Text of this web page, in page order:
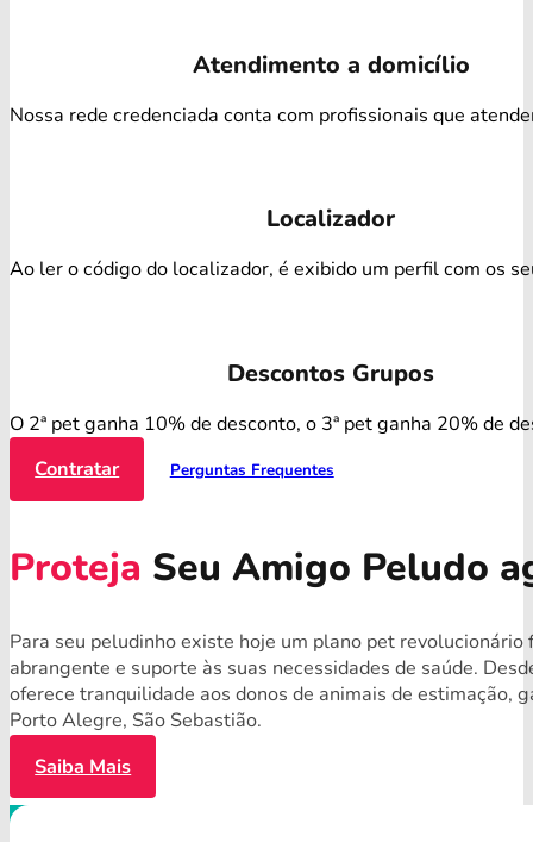
Atendimento a domicílio
Nossa rede credenciada conta com profissionais que
Localizador
Ao ler o código do localizador, é exibido um perfil com os
Descontos Grupos
O 2ª pet ganha 10% de desconto, o 3ª pet ganha 20% de
Contratar
Perguntas Frequentes
Proteja Seu Amigo Peludo
Para seu peludinho existe hoje um plano pet
abrangente e suporte às suas necessidades de saúde.
oferece tranquilidade aos donos de animais de estimação,
Porto Alegre, São Sebastião.
Saiba Mais